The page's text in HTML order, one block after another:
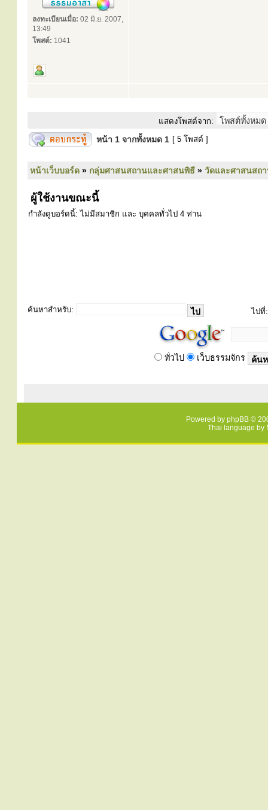
ลงทะเบียนเมื่อ: 02 มิ.ย. 2007,
13:49
โพสต์: 1041
แสดงโพสต์จาก:
หน้า 1 จากทั้งหมด 1 [ 5 โพสต์ ]
หน้าเว็บบอร์ด » กลุ่มศาสนสถานและศาสนพิธี » วัดและศาสนสถ
ผู้ใช้งานขณะนี้
กำลังดูบอร์ดนี้: ไม่มีสมาชิก และ บุคคลทั่วไป 4 ท่าน
ค้นหาสำหรับ: ไปที่:
ทั่วไป เว็บธรรมจักร
Powered by phpBB ©
Thai language by